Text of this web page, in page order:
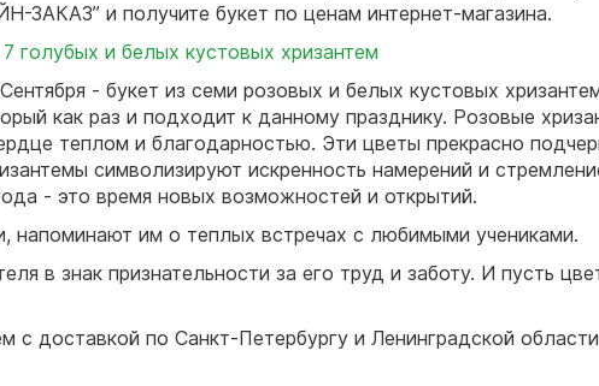
ЗАКАЗ” и получите букет по ценам интернет-магазина.
голубых и белых кустовых хризантем
- букет из семи розовых и белых кустовых
как раз и подходит к данному празднику. Розовые
теплом и благодарностью. Эти цветы прекрасно
символизируют искренность намерений и
- это время новых возможностей и открытий.
напоминают им о теплых встречах с любимыми учениками.
в знак признательности за его труд и заботу. И пусть
с доставкой по Санкт-Петербургу и Ленинградской